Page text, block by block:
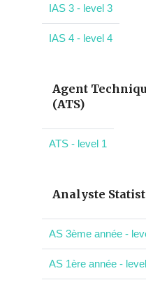
IAS 3 - level 3
IAS 4 - level 4
Agent
(ATS)
ATS - level 1
Analyste
AS 3ème année -
AS 1ère année -